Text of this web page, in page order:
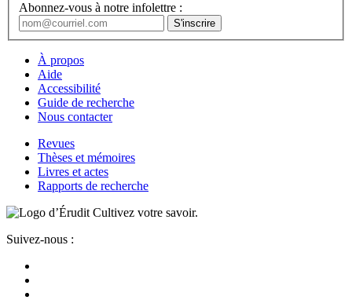
Abonnez-vous à notre infolettre :
À propos
Aide
Accessibilité
Guide de recherche
Nous contacter
Revues
Thèses et mémoires
Livres et actes
Rapports de recherche
Cultivez votre savoir.
Suivez-nous :